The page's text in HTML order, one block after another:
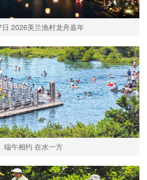
2026美兰渔村龙舟嘉年
端午相约 在水一方